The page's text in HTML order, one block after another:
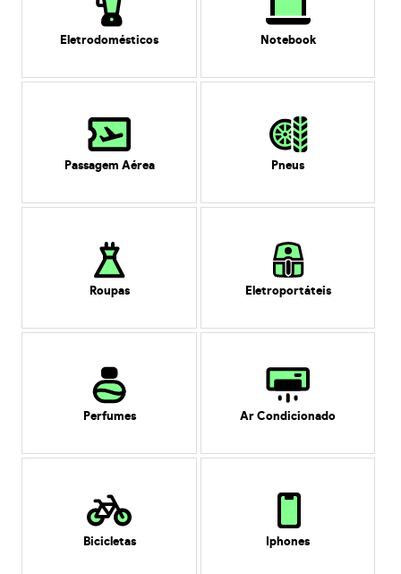
Eletrodomésticos Notebook
Passagem Aérea Pneus
Roupas Eletroportáteis
Perfumes Ar Condicionado
Bicicletas Iphones